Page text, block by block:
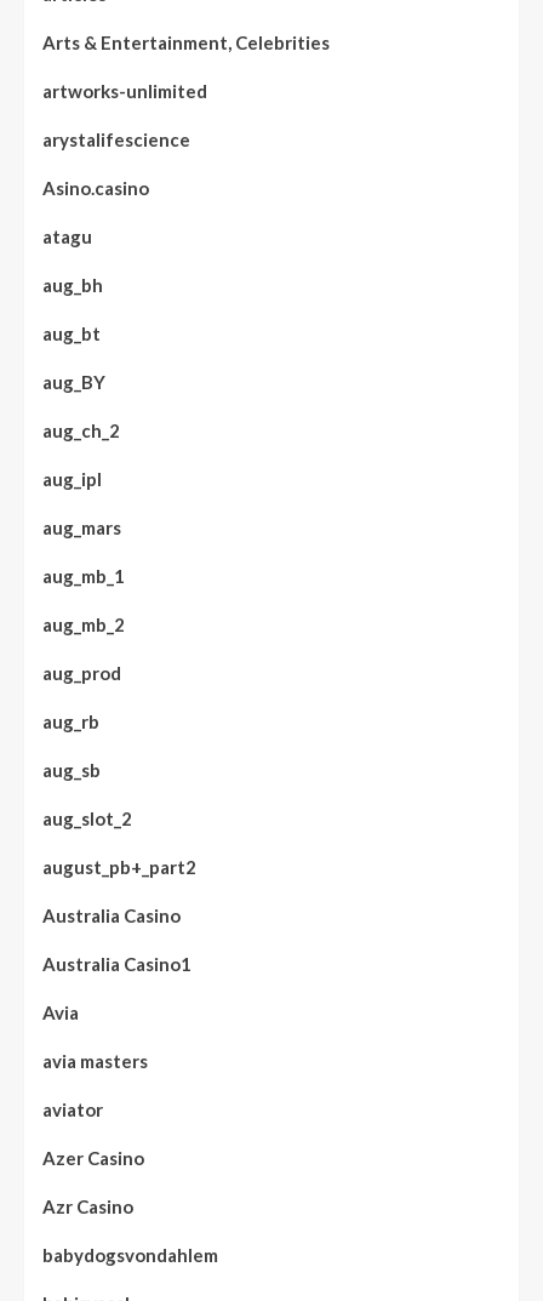
Arts & Entertainment, Celebrities
artworks-unlimited
arystalifescience
Asino.casino
atagu
aug_bh
aug_bt
aug_BY
aug_ch_2
aug_ipl
aug_mars
aug_mb_1
aug_mb_2
aug_prod
aug_rb
aug_sb
aug_slot_2
august_pb+_part2
Australia Casino
Australia Casino1
Avia
avia masters
aviator
Azer Casino
Azr Casino
babydogsvondahlem